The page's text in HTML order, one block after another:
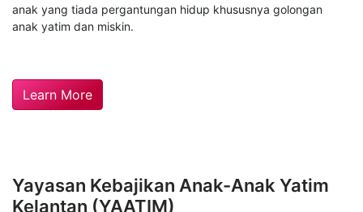
anak yang tiada pergantungan hidup khususnya golongan
anak yatim dan miskin.
Learn More
Yayasan Kebajikan Anak-Anak Yatim
Kelantan (YAATIM)